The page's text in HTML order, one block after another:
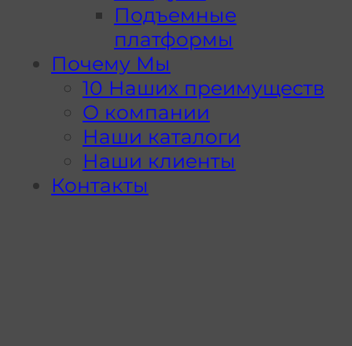
Подъемные
платформы
Почему Мы
10 Наших преимуществ
О компании
Наши каталоги
Наши клиенты
Контакты